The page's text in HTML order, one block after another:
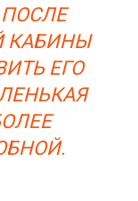
КАБИНЫ
ЕГО